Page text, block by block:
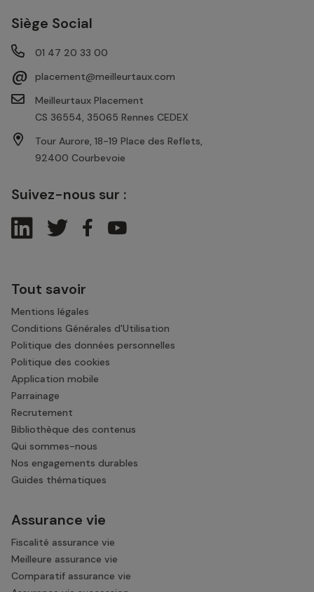
Siège Social
01 47 20 33 00
@
placement@meilleurtaux.com
Meilleurtaux Placement
CS 36554, 35065 Rennes CEDEX
Tour Aurore, 18-19 Place des Reflets,
92400 Courbevoie
Suivez-nous sur :
Tout savoir
Mentions légales
Conditions Générales d'Utilisation
Politique des données personnelles
Politique des cookies
Application mobile
Parrainage
Recrutement
Bibliothèque des contenus
Qui sommes-nous
Nos engagements durables
Guides thématiques
Assurance vie
Fiscalité assurance vie
Meilleure assurance vie
Comparatif assurance vie